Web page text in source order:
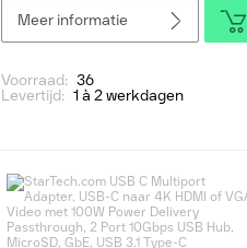
Meer informatie
Voorraad: 36
Levertijd: 1 à 2 werkdagen